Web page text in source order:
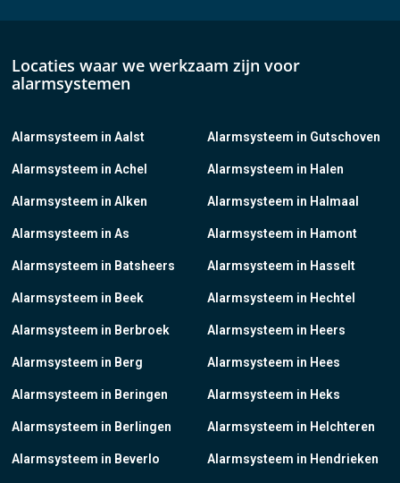
Locaties waar we werkzaam zijn voor
alarmsystemen
Alarmsysteem in Aalst
Alarmsysteem in Achel
Alarmsysteem in Alken
Alarmsysteem in As
Alarmsysteem in Batsheers
Alarmsysteem in Beek
Alarmsysteem in Berbroek
Alarmsysteem in Berg
Alarmsysteem in Beringen
Alarmsysteem in Berlingen
Alarmsysteem in Beverlo
Alarmsysteem in Gutschoven
Alarmsysteem in Halen
Alarmsysteem in Halmaal
Alarmsysteem in Hamont
Alarmsysteem in Hasselt
Alarmsysteem in Hechtel
Alarmsysteem in Heers
Alarmsysteem in Hees
Alarmsysteem in Heks
Alarmsysteem in Helchteren
Alarmsysteem in Hendrieken